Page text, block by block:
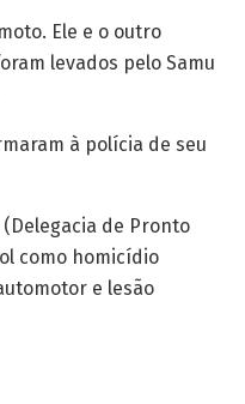
Ele e o outro
levados pelo Samu
à polícia de seu
de Pronto
como homicídio
e lesão